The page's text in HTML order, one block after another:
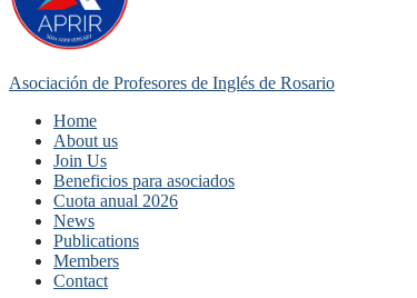
Asociación de Profesores de Inglés de Rosario
Home
About us
Join Us
Beneficios para asociados
Cuota anual 2026
News
Publications
Members
Contact